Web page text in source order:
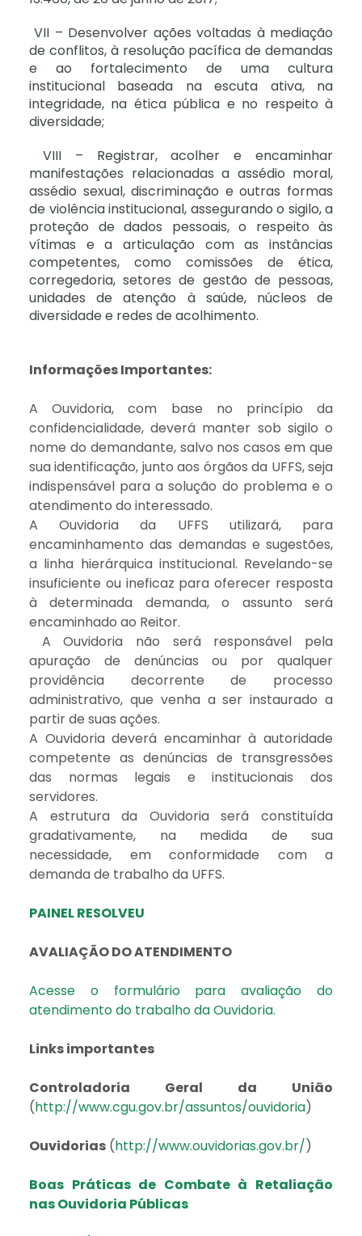
VII – Desenvolver ações voltadas à mediação
de conflitos, à resolução pacífica de demandas
e ao fortalecimento de uma cultura
institucional baseada na escuta ativa, na
integridade, na ética pública e no respeito à
diversidade;
VIII – Registrar, acolher e encaminhar
manifestações relacionadas a assédio moral,
assédio sexual, discriminação e outras formas
de violência institucional, assegurando o sigilo, a
proteção de dados pessoais, o respeito às
vítimas e a articulação com as instâncias
competentes, como comissões de ética,
corregedoria, setores de gestão de pessoas,
unidades de atenção à saúde, núcleos de
diversidade e redes de acolhimento.
Informações Importantes:
A Ouvidoria, com base no princípio da
confidencialidade, deverá manter sob sigilo o
nome do demandante, salvo nos casos em que
sua identificação, junto aos órgãos da UFFS, seja
indispensável para a solução do problema e o
atendimento do interessado.
A Ouvidoria da UFFS utilizará, para
encaminhamento das demandas e sugestões,
a linha hierárquica institucional. Revelando-se
insuficiente ou ineficaz para oferecer resposta
à determinada demanda, o assunto será
encaminhado ao Reitor.
A Ouvidoria não será responsável pela
apuração de denúncias ou por qualquer
providência decorrente de processo
administrativo, que venha a ser instaurado a
partir de suas ações.
A Ouvidoria deverá encaminhar à autoridade
competente as denúncias de transgressões
das normas legais e institucionais dos
servidores.
A estrutura da Ouvidoria será constituída
gradativamente, na medida de sua
necessidade, em conformidade com a
demanda de trabalho da UFFS.
PAINEL RESOLVEU
AVALIAÇÃO DO ATENDIMENTO
Acesse o formulário para avaliação do
atendimento do trabalho da Ouvidoria.
Links importantes
Controladoria Geral da União
(http://www.cgu.gov.br/assuntos/ouvidoria)
Ouvidorias (http://www.ouvidorias.gov.br/)
Boas Práticas de Combate à Retaliação
nas Ouvidoria Públicas